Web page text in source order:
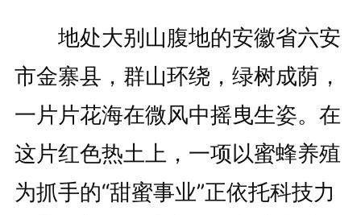
地处大别山腹地的安徽省六安
市金寨县，群山环绕，绿树成荫，
一片片花海在微风中摇曳生姿。在
这片红色热土上，一项以蜜蜂养殖
为抓手的“甜蜜事业”正依托科技力